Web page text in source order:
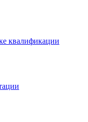
квалификации